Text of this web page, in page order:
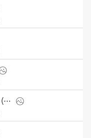
폭스바겐 Golf R Black Edition [US] (2025)